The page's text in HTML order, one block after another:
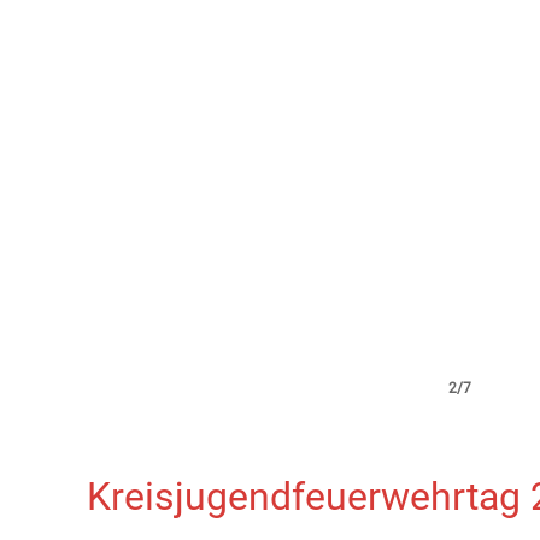
2/7
Kreisjugendfeuerwehrtag